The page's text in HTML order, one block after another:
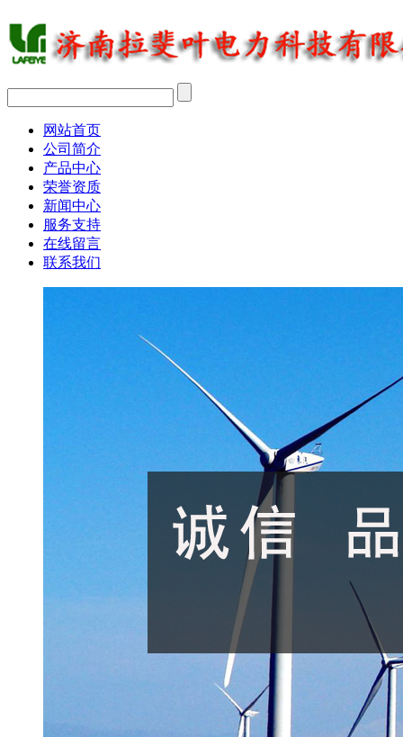
网站首页
公司简介
产品中心
荣誉资质
新闻中心
服务支持
在线留言
联系我们